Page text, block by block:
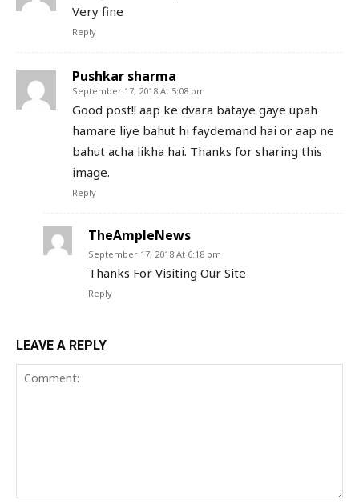
Very fine
Reply
Pushkar sharma
September 17, 2018 At 5:08 pm
Good post!! aap ke dvara bataye gaye upah
hamare liye bahut hi faydemand hai or aap ne
bahut acha likha hai. Thanks for sharing this
image.
Reply
TheAmpleNews
September 17, 2018 At 6:18 pm
Thanks For Visiting Our Site
Reply
LEAVE A REPLY